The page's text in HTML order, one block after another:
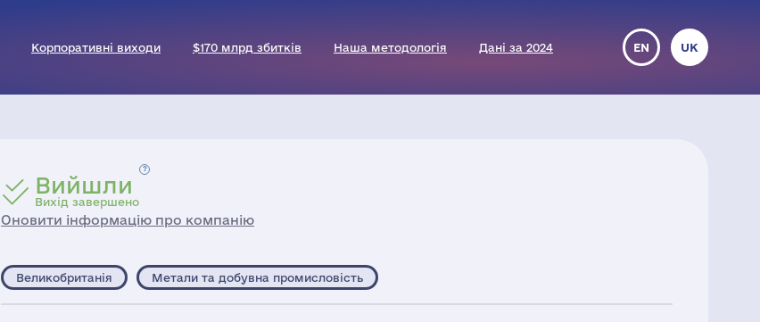
Корпоративні виходи $170 млрд збитків Наша методологія Дані за 2024 EN UK
Вийшли
Вихід завершено
Оновити інформацію про компанію
Великобританія Метали та добувна промисловість